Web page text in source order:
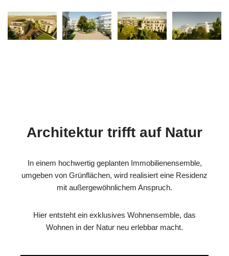
Architektur trifft auf Natur
In einem hochwertig geplanten Immobilienensemble,
umgeben von Grünflächen, wird realisiert eine Residenz
mit außergewöhnlichem Anspruch.
Hier entsteht ein exklusives Wohnensemble, das
Wohnen in der Natur neu erlebbar macht.